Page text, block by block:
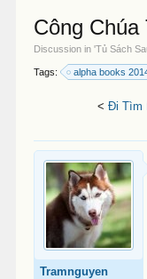
Công
Discussion in 'Tủ Sách
Tags: alpha books
< Đi Tìm
Tramnguyen